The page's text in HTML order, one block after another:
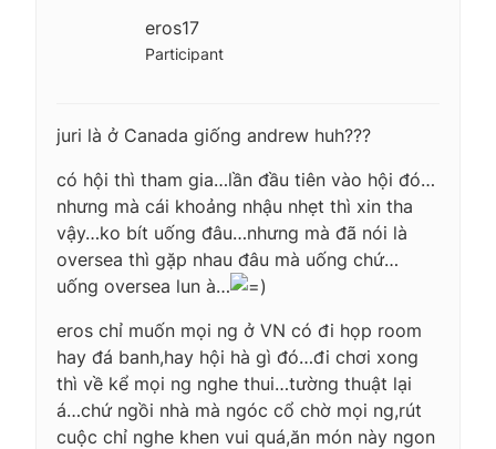
eros17
Participant
juri là ở Canada giống andrew huh???
có hội thì tham gia…lần đầu tiên vào hội đó…
nhưng mà cái khoảng nhậu nhẹt thì xin tha
vậy…ko bít uống đâu…nhưng mà đã nói là
oversea thì gặp nhau đâu mà uống chứ…
uống oversea lun à…
eros chỉ muốn mọi ng ở VN có đi họp room
hay đá banh,hay hội hà gì đó…đi chơi xong
thì về kể mọi ng nghe thui…tường thuật lại
á…chứ ngồi nhà mà ngóc cổ chờ mọi ng,rút
cuộc chỉ nghe khen vui quá,ăn món này ngon